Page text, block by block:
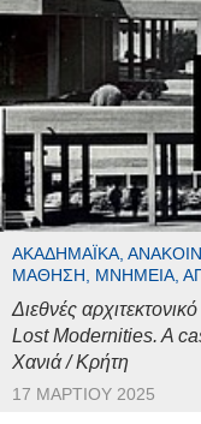
ΑΚΑΔΗΜΑΪΚΆ,
ΜΆΘΗΣΗ, ΜΝΗΜΕΊΑ,
Διεθνές
Lost Modernities. A
Χανιά / Κρήτη
17 ΜΑΡΤΊΟΥ 2025